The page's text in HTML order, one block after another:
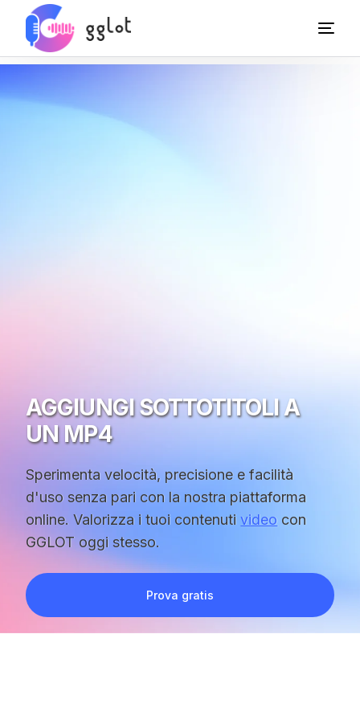
AGGIUNGI SOTTOTITOLI A
UN MP4
Sperimenta velocità, precisione e facilità
d'uso senza pari con la nostra piattaforma
online. Valorizza i tuoi contenutivideo con
GGLOT oggi stesso.
Prova gratis